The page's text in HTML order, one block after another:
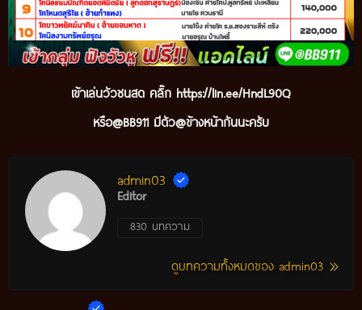
เข้าเล่นวัวชนสด คลิ๊ก https://lin.ee/HndL90Q
หรือ@BB911 มีตัว@ข้างหน้ากันนะครับ
admin03
Editor
830 บทความ
ดูบทความทั้งหมดของ admin03